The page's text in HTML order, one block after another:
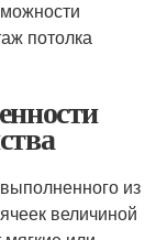
потолка
из
величиной